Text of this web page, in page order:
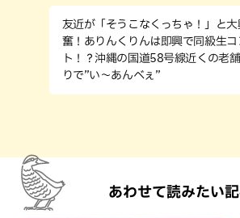
友近が「そうこなくっちゃ！」と大
奮！ありんくりんは即興で同級生コ
ト！？沖縄の国道58号線近くの老
りで”い～あんべぇ”
あわせて読みたい